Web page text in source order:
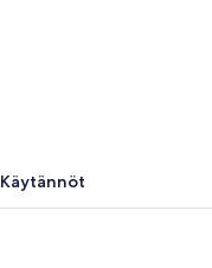
Käytännöt